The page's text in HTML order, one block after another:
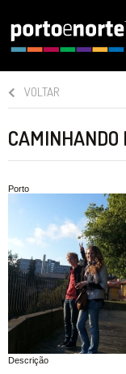
VOLTAR
CAMINHANDO
Porto
Descrição